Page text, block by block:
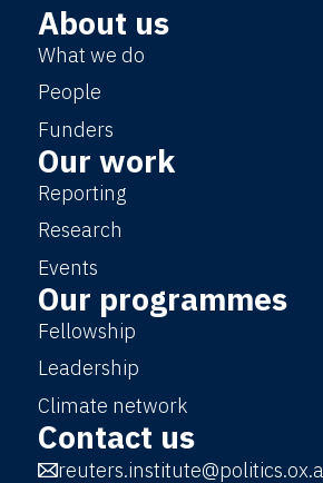
About us
What we do
People
Funders
Our work
Reporting
Research
Events
Our programmes
Fellowship
Leadership
Climate network
Contact us